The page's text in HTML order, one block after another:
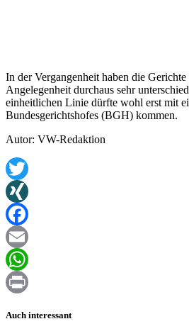
In der Vergangenheit haben die
Angelegenheit durchaus sehr
einheitlichen Linie dürfte wohl erst mit
Bundesgerichtshofes (BGH) kommen.
Autor: VW-Redaktion
Twitter
XING
Facebook
Email
WhatsApp
Auch interessant